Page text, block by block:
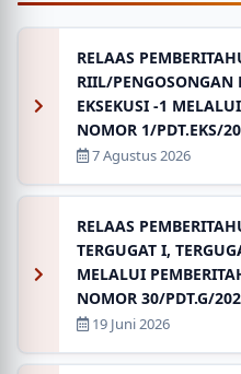
RELAAS
RIIL/PENGOSONGAN
EKSEKUSI -1
NOMOR 1/PDT.EKS/
7 Agustus 2026
RELAAS
TERGUGAT I,
MELALUI
NOMOR 30/PDT.G/
19 Juni 2026